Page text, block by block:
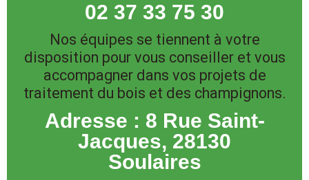
02 37 33 75 30
Nos équipes se tiennent à votre
disposition pour vous conseiller et vous
accompagner dans vos projets de
traitement du bois et des champignons.
Adresse : 8 Rue Saint-
Jacques, 28130
Soulaires